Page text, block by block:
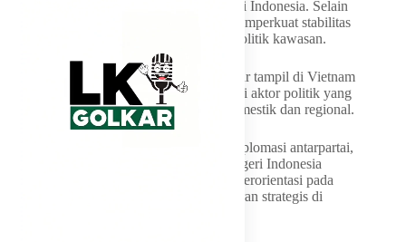
dalam memperluas peran politik luar negeri Indonesia. Selain
itu, modernisasi organisasi dinilai dapat memperkuat stabilitas
nasional dan menjaga keseimbangan geopolitik kawasan.
Dengan demikian, kata Dave, Partai Golkar tampil di Vietnam
pasca-ASEAN Future Forum 2026 sebagai aktor politik yang
mampu menyeimbangkan kepentingan domestik dan regional.
“Komitmen pada pengembangan partai, diplomasi antarpartai,
serta kontribusi terhadap kebijakan luar negeri Indonesia
menunjukkan bahwa Golkar tidak hanya berorientasi pada
politik nasional, tetapi juga memainkan peran strategis di